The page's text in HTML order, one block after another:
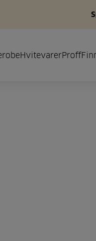
HvitevarerProff